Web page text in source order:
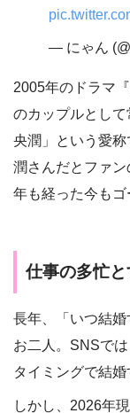
— にゃん
2005年のドラマ
のカップルとし
央潤」という愛
潤さんだとファ
年も経った今もゴ
仕事の多忙
長年、「いつ結
お二人。SNSで
タイミングで結婚
しかし、2026年